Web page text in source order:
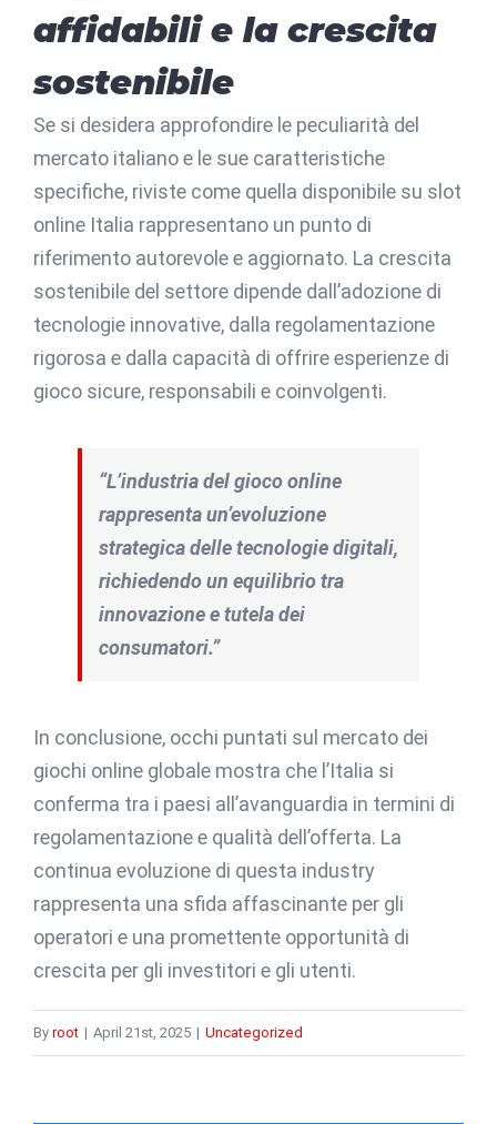
affidabili e la crescita
sostenibile
Se si desidera approfondire le peculiarità del
mercato italiano e le sue caratteristiche
specifiche, riviste come quella disponibile su slot
online Italia rappresentano un punto di
riferimento autorevole e aggiornato. La crescita
sostenibile del settore dipende dall’adozione di
tecnologie innovative, dalla regolamentazione
rigorosa e dalla capacità di offrire esperienze di
gioco sicure, responsabili e coinvolgenti.
“L’industria del gioco online
rappresenta un’evoluzione
strategica delle tecnologie digitali,
richiedendo un equilibrio tra
innovazione e tutela dei
consumatori.”
In conclusione, occhi puntati sul mercato dei
giochi online globale mostra che l’Italia si
conferma tra i paesi all’avanguardia in termini di
regolamentazione e qualità dell’offerta. La
continua evoluzione di questa industry
rappresenta una sfida affascinante per gli
operatori e una promettente opportunità di
crescita per gli investitori e gli utenti.
By root | April 21st, 2025 | Uncategorized